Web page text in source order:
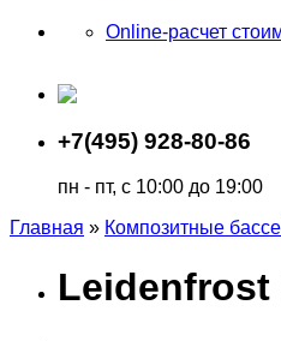
Online-расчет
+7(495) 928-80-86
пн - пт, с 10:00 до 19:00
Главная » Композитные
Leidenfrost